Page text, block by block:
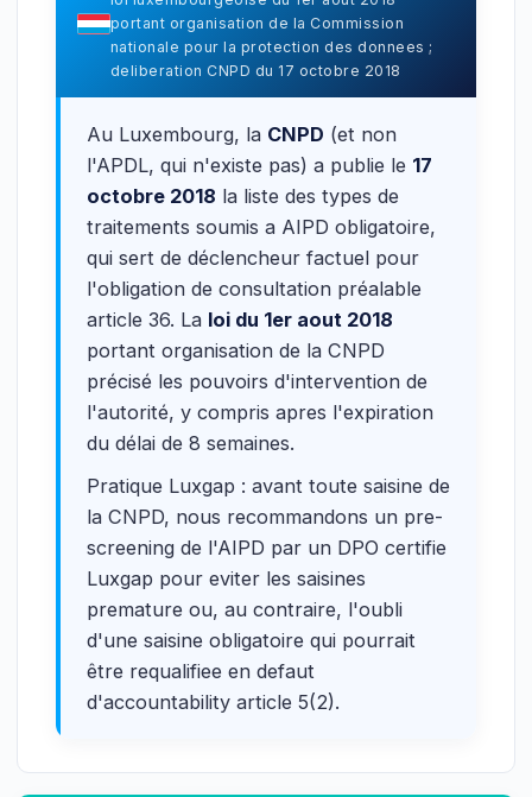
portant organisation de la Commission
nationale pour la protection des donnees ;
deliberation CNPD du 17 octobre 2018
Au Luxembourg, la CNPD (et non
l'APDL, qui n'existe pas) a publie le 17
octobre 2018 la liste des types de
traitements soumis a AIPD obligatoire,
qui sert de déclencheur factuel pour
l'obligation de consultation préalable
article 36. La loi du 1er aout 2018
portant organisation de la CNPD
précisé les pouvoirs d'intervention de
l'autorité, y compris apres l'expiration
du délai de 8 semaines.
Pratique Luxgap : avant toute saisine de
la CNPD, nous recommandons un pre-
screening de l'AIPD par un DPO certifie
Luxgap pour eviter les saisines
premature ou, au contraire, l'oubli
d'une saisine obligatoire qui pourrait
être requalifiee en defaut
d'accountability article 5(2).